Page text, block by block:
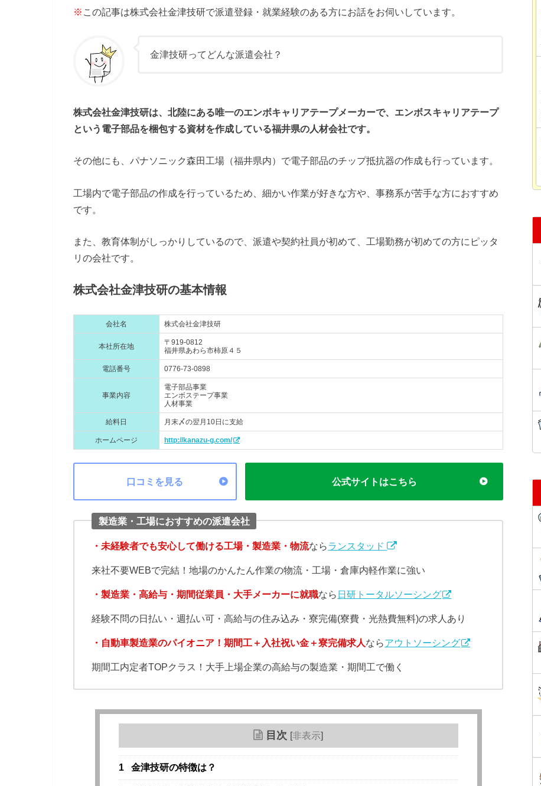
※ この記事は株式会社金津技研で派遣登録・就業経験のある方にお話をお伺いしています。
金津技研ってどんな派遣会社？
株式会社金津技研は、北陸にある唯一のエンボキャリアテープメーカーで、エンボスキャリアテープ
という電子部品を梱包する資材を作成している福井県の人材会社です。
その他にも、パナソニック森田工場（福井県内）で電子部品のチップ抵抗器の作成も行っています。
工場内で電子部品の作成を行っているため、細かい作業が好きな方や、事務系が苦手な方におすすめ
です。
また、教育体制がしっかりしているので、派遣や契約社員が初めて、工場勤務が初めての方にピッタ
リの会社です。
株式会社金津技研の基本情報
会社名 株式会社金津技研
本社所在地
〒919-0812
福井県あわら市柿原４５
電話番号 0776-73-0898
事業内容
電子部品事業
エンボステープ事業
人材事業
給料日 月末〆の翌月10日に支給
ホームページ http://kanazu-g.com/
口コミを見る 公式サイトはこちら
製造業・工場におすすめの派遣会社
・未経験者でも安心して働ける工場・製造業・物流ならランスタッド
来社不要WEBで完結！地場のかんたん作業の物流・工場・倉庫内軽作業に強い
・製造業・高給与・期間従業員・大手メーカーに就職なら 日研トータルソーシング
経験不問の日払い・週払い可・高給与の住み込み・寮完備(寮費・光熱費無料)の求人あり
・自動車製造業のパイオニア！期間工＋入社祝い金＋寮完備求人ならアウトソーシング
期間工内定者TOPクラス！大手上場企業の高給与の製造業・期間工で働く
目次 [非表示]
1 金津技研の特徴は？